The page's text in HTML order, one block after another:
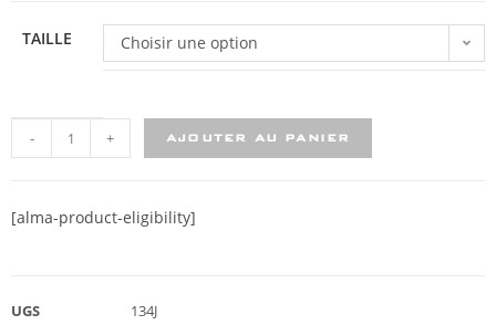
TAILLE Choisir une option
- + AJOUTER AU PANIER
[alma-product-eligibility]
UGS
134J